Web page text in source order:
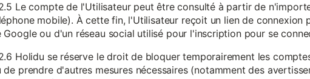
Le compte de l'Utilisateur peut être consulté à partir de
mobile). À cette fin, l'Utilisateur reçoit un lien de
Google ou d'un réseau social utilisé pour l'inscription pour se
Holidu se réserve le droit de bloquer temporairement les
de prendre d'autres mesures nécessaires (notamment des